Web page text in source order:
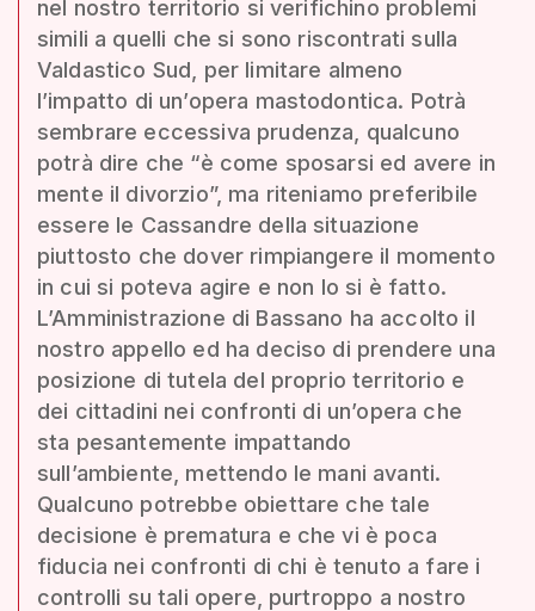
nel nostro territorio si verifichino problemi
simili a quelli che si sono riscontrati sulla
Valdastico Sud, per limitare almeno
l’impatto di un’opera mastodontica. Potrà
sembrare eccessiva prudenza, qualcuno
potrà dire che “è come sposarsi ed avere in
mente il divorzio”, ma riteniamo preferibile
essere le Cassandre della situazione
piuttosto che dover rimpiangere il momento
in cui si poteva agire e non lo si è fatto.
L’Amministrazione di Bassano ha accolto il
nostro appello ed ha deciso di prendere una
posizione di tutela del proprio territorio e
dei cittadini nei confronti di un’opera che
sta pesantemente impattando
sull’ambiente, mettendo le mani avanti.
Qualcuno potrebbe obiettare che tale
decisione è prematura e che vi è poca
fiducia nei confronti di chi è tenuto a fare i
controlli su tali opere, purtroppo a nostro